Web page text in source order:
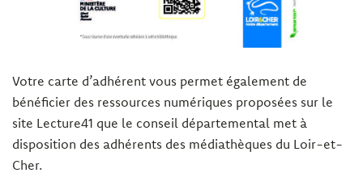
Votre carte d’adhérent vous permet également de
bénéficier des ressources numériques proposées sur le
site Lecture41 que le conseil départemental met à
disposition des adhérents des médiathèques du Loir-et-
Cher.